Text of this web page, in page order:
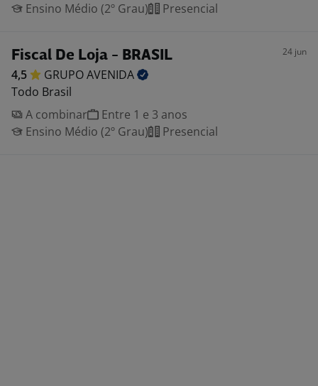
Ensino Médio (2º Grau)
Presencial
Fiscal De Loja - BRASIL 24 jun
4,5 GRUPOAVENIDA
Todo Brasil
A combinar
Entre 1 e 3 anos
Ensino Médio (2º Grau)
Presencial